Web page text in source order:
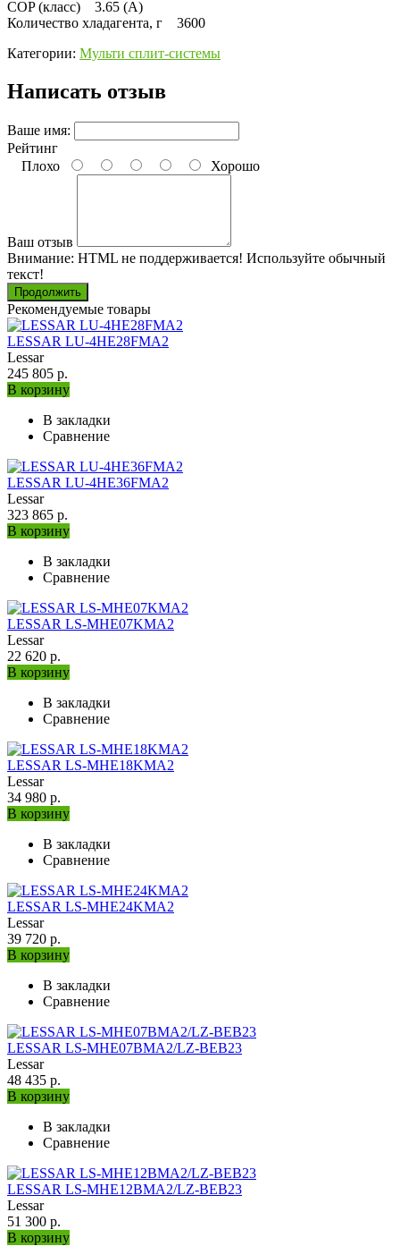
COP (класс) 3.65 (А)
Количество хладагента, г 3600
Категории: Мульти сплит-системы
Написать отзыв
Ваше имя:
Рейтинг
Плохо
Хорошо
Ваш отзыв
Внимание: HTML не поддерживается! Используйте обычный
текст!
Продолжить
Рекомендуемые товары
LESSAR LU-4HE28FMA2
Lessar
245 805 р.
В корзину
В закладки
Сравнение
LESSAR LU-4HE36FMA2
Lessar
323 865 р.
В корзину
В закладки
Сравнение
LESSAR LS-MHE07KMA2
Lessar
22 620 р.
В корзину
В закладки
Сравнение
LESSAR LS-MHE18KMA2
Lessar
34 980 р.
В корзину
В закладки
Сравнение
LESSAR LS-MHE24KMA2
Lessar
39 720 р.
В корзину
В закладки
Сравнение
LESSAR LS-МHE07BMA2/LZ-BEB23
Lessar
48 435 р.
В корзину
В закладки
Сравнение
LESSAR LS-МHE12BMA2/LZ-BEB23
Lessar
51 300 р.
В корзину